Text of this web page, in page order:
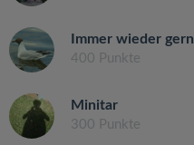
Immer wieder gern
400 Punkte
Minitar
300 Punkte